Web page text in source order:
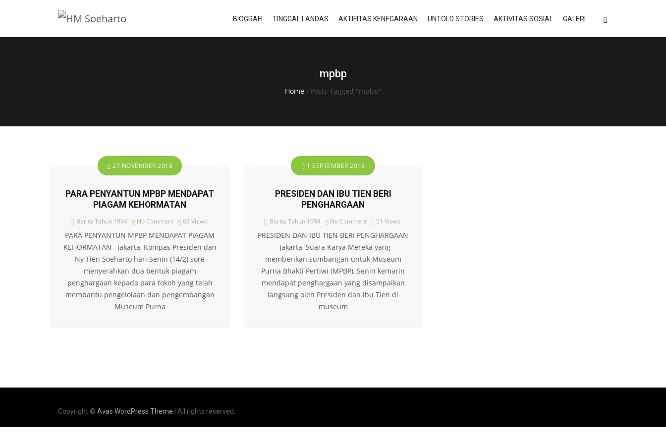
BIOGRAFI TINGGAL LANDAS AKTIFITAS KENEGARAAN UNTOLD STORIES AKTIVITAS SOSIAL GALERI
mpbp
Home› Posts Tagged "mpbp"
27 NOVEMBER 2018
PARA PENYANTUN MPBP MENDAPAT
PIAGAM KEHORMATAN
Berita Tahun 1994 No Comment 69 Views
PARA PENYANTUN MPBP MENDAPAT PIAGAM
KEHORMATAN Jakarta, Kompas Presiden dan
Ny Tien Soeharto hari Senin (14/2) sore
menyerahkan dua bentuk piagam
penghargaan kepada para tokoh yang telah
membantu pengelolaan dan pengembangan
Museum Purna
1 SEPTEMBER 2018
PRESIDEN DAN IBU TIEN BERI
PENGHARGAAN
Berita Tahun 1994 No Comment 51 Views
PRESIDEN DAN IBU TIEN BERI PENGHARGAAN
Jakarta, Suara Karya Mereka yang
memberikan sumbangan untuk Museum
Purna Bhakti Pertiwi (MPBP), Senin kemarin
mendapat penghargaan yang disampaikan
langsung oleh Presiden dan lbu Tien di
museum
Copyright © Avas WordPress Theme | All rights reserved.